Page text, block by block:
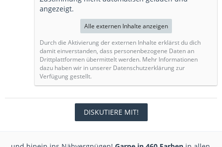
angezeigt.
Alle externen Inhalte anzeigen
Durch die Aktivierung der externen Inhalte erklärst du dich
damit einverstanden, dass personenbezogene Daten an
Drittplattformen übermittelt werden. Mehr Informationen
dazu haben wir in unserer Datenschutzerklärung zur
Verfügung gestellt.
DISKUTIERE MIT!